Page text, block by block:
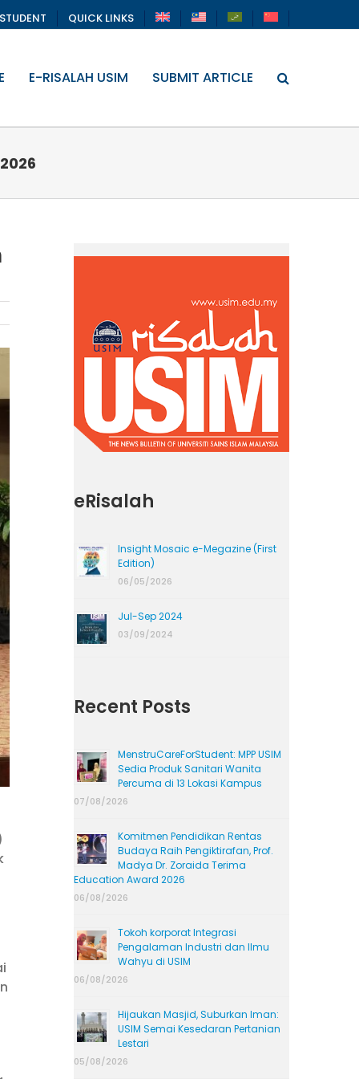
STUDENT QUICK LINKS
E-RISALAH USIM SUBMIT ARTICLE
eRisalah
Insight Mosaic e-Megazine (First
Edition)
06/05/2026
Jul-Sep 2024
03/09/2024
Recent Posts
MenstruCareForStudent: MPP USIM
Sedia Produk Sanitari Wanita
Percuma di 13 Lokasi Kampus
07/08/2026
Komitmen Pendidikan Rentas
Budaya Raih Pengiktirafan, Prof.
Madya Dr. Zoraida Terima
Education Award 2026
06/08/2026
Tokoh korporat Integrasi
Pengalaman Industri dan Ilmu
Wahyu di USIM
06/08/2026
Hijaukan Masjid, Suburkan Iman:
USIM Semai Kesedaran Pertanian
Lestari
05/08/2026